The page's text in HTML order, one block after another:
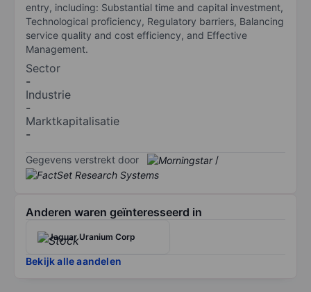
entry, including: Substantial time and capital investment,
Technological proficiency, Regulatory barriers, Balancing
service quality and cost efficiency, and Effective
Management.
Sector
-
Industrie
-
Marktkapitalisatie
-
Gegevens verstrekt door /
Anderen waren geïnteresseerd in
Jaguar Uranium Corp
Bekijk alle aandelen